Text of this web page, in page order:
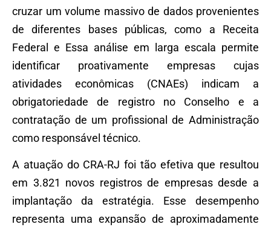
cruzar um volume massivo de dados provenientes
de diferentes bases públicas, como a Receita
Federal e Essa análise em larga escala permite
identificar proativamente empresas cujas
atividades econômicas (CNAEs) indicam a
obrigatoriedade de registro no Conselho e a
contratação de um profissional de Administração
como responsável técnico.
A atuação do CRA-RJ foi tão efetiva que resultou
em 3.821 novos registros de empresas desde a
implantação da estratégia. Esse desempenho
representa uma expansão de aproximadamente